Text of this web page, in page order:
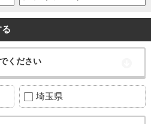
ください
埼玉県